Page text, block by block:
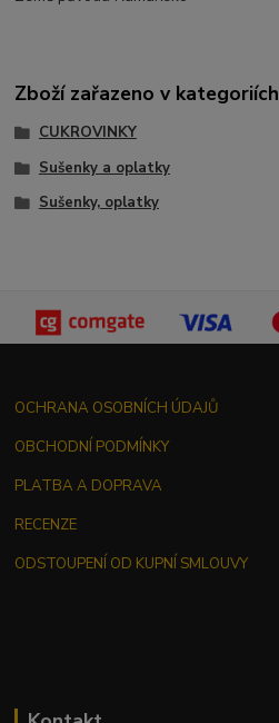
Zboží zařazeno v kategoriích
CUKROVINKY
Sušenky a oplatky
Sušenky, oplatky
OCHRANA OSOBNÍCH ÚDAJŮ
OBCHODNÍ PODMÍNKY
PLATBA A DOPRAVA
RECENZE
ODSTOUPENÍ OD KUPNÍ SMLOUVY